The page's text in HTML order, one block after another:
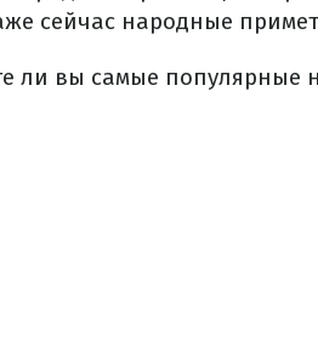
сейчас народные
ли вы самые популярные